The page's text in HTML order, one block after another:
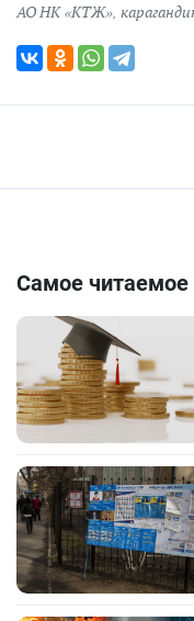
АО НК «КТЖ»,
Самое читаемое